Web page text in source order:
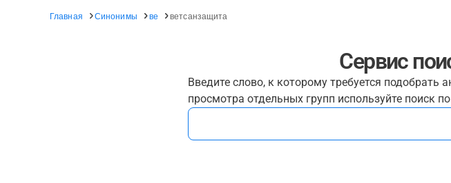
Главная Синонимы ве ветсанзащита
Сервис
Введите слово, к которому требуется
просмотра отдельных групп используйте поиск